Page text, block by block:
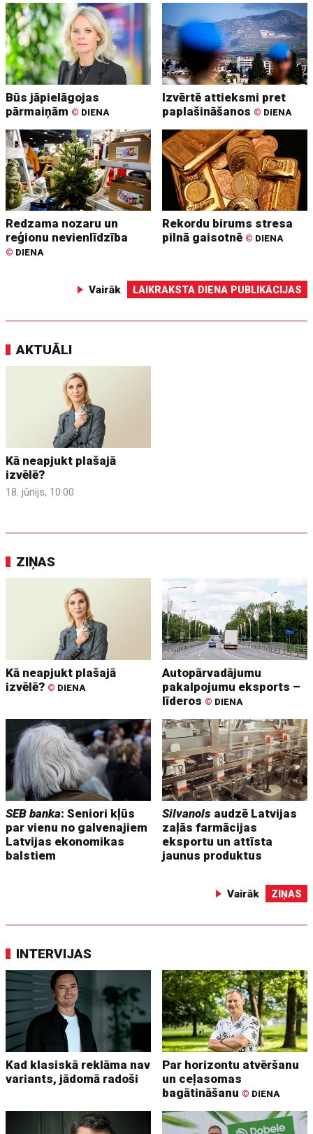
Būs jāpielāgojas
pārmaiņām © DIENA
Izvērtē attieksmi pret
paplašināšanos © DIENA
Redzama nozaru un
reģionu nevienlīdzība
© DIENA
Rekordu birums stresa
pilnā gaisotnē © DIENA
Vairāk LAIKRAKSTA DIENA PUBLIKĀCIJAS
AKTUĀLI
Kā neapjukt plašajā
izvēlē?
18. jūnijs, 10:00
ZIŅAS
Kā neapjukt plašajā
izvēlē? © DIENA
Autopārvadājumu
pakalpojumu eksports –
līderos © DIENA
SEB banka: Seniori kļūs
par vienu no galvenajiem
Latvijas ekonomikas
balstiem
Silvanols audzē Latvijas
zaļās farmācijas
eksportu un attīsta
jaunus produktus
Vairāk ZIŅAS
INTERVIJAS
Kad klasiskā reklāma nav
variants, jādomā radoši
Par horizontu atvēršanu
un ceļasomas
bagātināšanu © DIENA